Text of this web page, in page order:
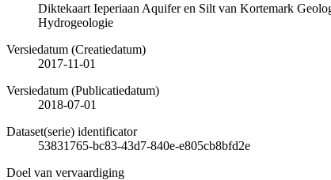
Diktekaart Ieperiaan Aquifer en Silt van Kortemark
Hydrogeologie
Versiedatum (Creatiedatum)
2017-11-01
Versiedatum (Publicatiedatum)
2018-07-01
Dataset(serie) identificator
53831765-bc83-43d7-840e-e805cb8bfd2e
Doel van vervaardiging